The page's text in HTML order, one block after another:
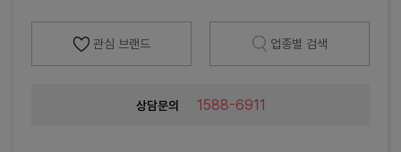
관심 브랜드 업종별 검색
상담문의 1588-6911